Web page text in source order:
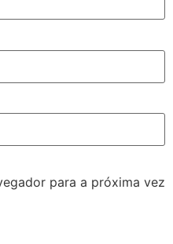
para a próxima vez